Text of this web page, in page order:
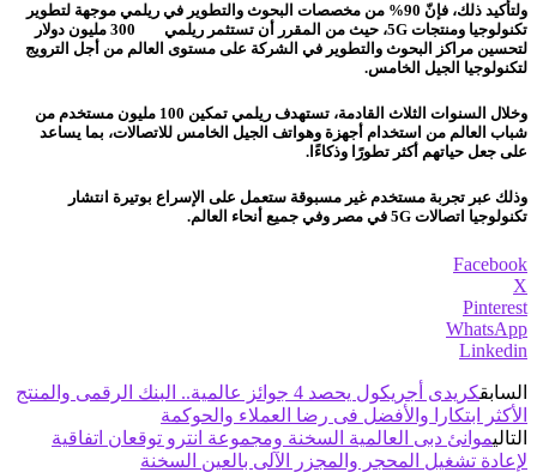
ولتأكيد ذلك، فإنّ 90% من مخصصات البحوث والتطوير في ريلمي موجهة لتطوير
تكنولوجيا ومنتجات 5G، حيث من المقرر أن تستثمر ريلمي 300 مليون دولار
لتحسين مراكز البحوث والتطوير في الشركة على مستوى العالم من أجل الترويج
لتكنولوجيا الجيل الخامس.
وخلال السنوات الثلاث القادمة، تستهدف ريلمي تمكين 100 مليون مستخدم من
شباب العالم من استخدام أجهزة وهواتف الجيل الخامس للاتصالات، بما يساعد
على جعل حياتهم أكثر تطورًا وذكاءًا.
وذلك عبر تجربة مستخدم غير مسبوقة ستعمل على الإسراع بوتيرة انتشار
تكنولوجيا اتصالات 5G في مصر وفي جميع أنحاء العالم.
Facebook
X
Pinterest
WhatsApp
Linkedin
السابق
كريدى أجريكول يحصد 4 جوائز عالمية.. البنك الرقمى والمنتج
الأكثر ابتكارا والأفضل فى رضا العملاء والحوكمة
التاليموانئ دبى العالمية السخنة ومجموعة انترو توقعان اتفاقية
لإعادة تشغيل المحجر والمجزر الآلى بالعين السخنة